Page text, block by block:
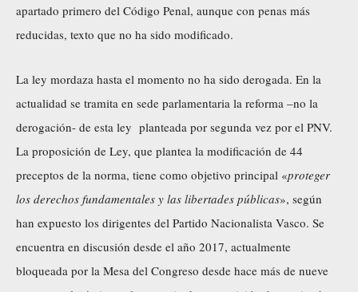
apartado primero del Código Penal, aunque con penas más
reducidas, texto que no ha sido modificado.
La ley mordaza hasta el momento no ha sido derogada. En la
actualidad se tramita en sede parlamentaria la reforma –no la
derogación- de esta ley planteada por segunda vez por el PNV.
La proposición de Ley, que plantea la modificación de 44
preceptos de la norma, tiene como objetivo principal «proteger
los derechos fundamentales y las libertades públicas», según
han expuesto los dirigentes del Partido Nacionalista Vasco. Se
encuentra en discusión desde el año 2017, actualmente
bloqueada por la Mesa del Congreso desde hace más de nueve